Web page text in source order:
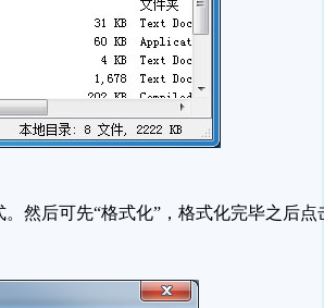
后可先“格式化”，格式化完毕之后点